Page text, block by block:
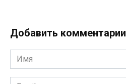
Добавить комментарии
Имя
*